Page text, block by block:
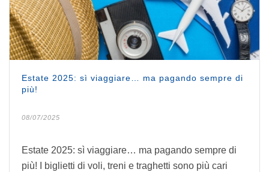
Estate 2025: sì viaggiare… ma pagando sempre di
più!
08/07/2025
Estate 2025: sì viaggiare… ma pagando sempre di
più! I biglietti di voli, treni e traghetti sono più cari